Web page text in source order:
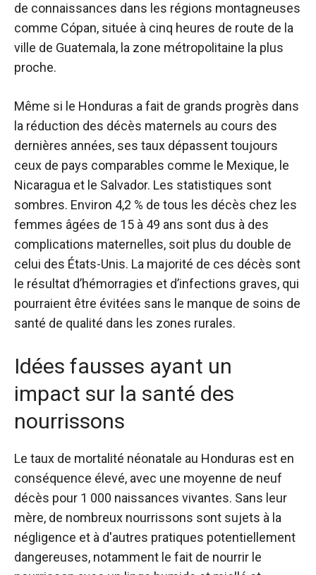
de connaissances dans les régions montagneuses
comme Cópan, située à cinq heures de route de la
ville de Guatemala, la zone métropolitaine la plus
proche.
Même si le Honduras a fait de grands progrès dans
la réduction des décès maternels au cours des
dernières années, ses taux dépassent toujours
ceux de pays comparables comme le Mexique, le
Nicaragua et le Salvador. Les statistiques sont
sombres. Environ 4,2 % de tous les décès chez les
femmes âgées de 15 à 49 ans sont dus à des
complications maternelles, soit plus du double de
celui des États-Unis. La majorité de ces décès sont
le résultat d’hémorragies et d’infections graves, qui
pourraient être évitées sans le manque de soins de
santé de qualité dans les zones rurales.
Idées fausses ayant un
impact sur la santé des
nourrissons
Le taux de mortalité néonatale au Honduras est en
conséquence élevé, avec une moyenne de neuf
décès pour 1 000 naissances vivantes. Sans leur
mère, de nombreux nourrissons sont sujets à la
négligence et à d'autres pratiques potentiellement
dangereuses, notamment le fait de nourrir le